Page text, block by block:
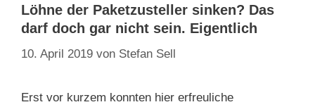
Löhne der Paketzusteller sinken? Das
darf doch gar nicht sein. Eigentlich
10. April 2019 von Stefan Sell
Erst vor kurzem konnten hier erfreuliche